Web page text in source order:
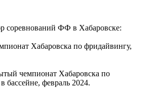
соревнований ФФ в Хабаровске:
Хабаровска по фридайвингу,
чемпионат Хабаровска по
бассейне, февраль 2024.